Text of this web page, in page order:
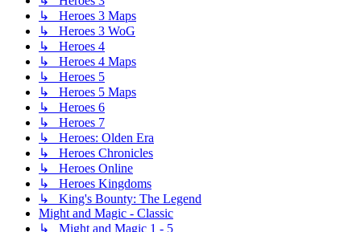
↳ Heroes 3 Maps
↳ Heroes 3 WoG
↳ Heroes 4
↳ Heroes 4 Maps
↳ Heroes 5
↳ Heroes 5 Maps
↳ Heroes 6
↳ Heroes 7
↳ Heroes: Olden Era
↳ Heroes Chronicles
↳ Heroes Online
↳ Heroes Kingdoms
↳ King's Bounty: The Legend
Might and Magic - Classic
↳ Might and Magic 1 - 5